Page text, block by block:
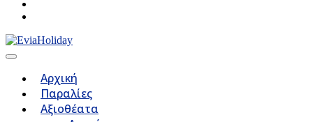
Αρχική
Παραλίες
Αξιοθέατα